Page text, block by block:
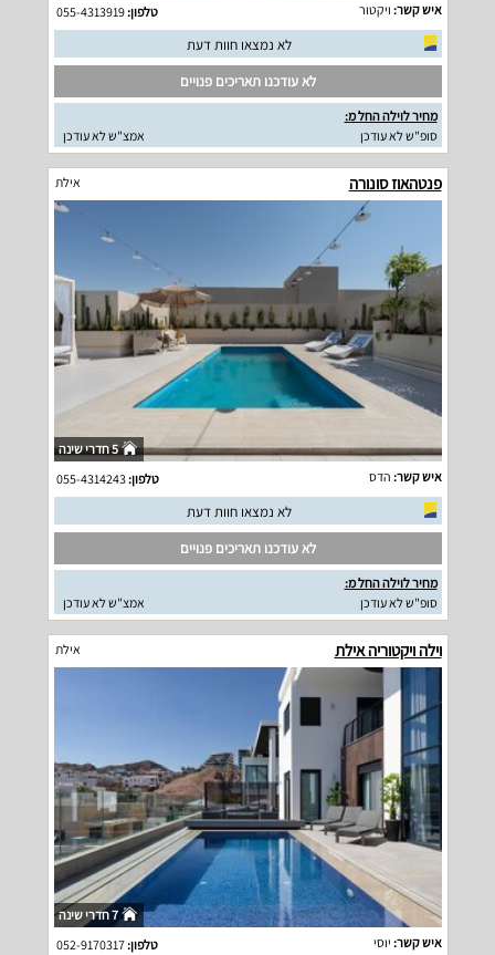
איש קשר: ויקטור טלפון:055-4313919
לא נמצאו חוות דעת
לא עודכנו תאריכים פנויים
מחיר לוילה החל מ:
סופ"ש לא עודכן
אמצ"ש לא עודכן
פנטהאוז סונורה אילת
5 חדרי שינה
איש קשר: הדס טלפון:055-4314243
לא נמצאו חוות דעת
לא עודכנו תאריכים פנויים
מחיר לוילה החל מ:
סופ"ש לא עודכן
אמצ"ש לא עודכן
וילה ויקטוריה אילת אילת
7 חדרי שינה
איש קשר: יוסי טלפון:052-9170317